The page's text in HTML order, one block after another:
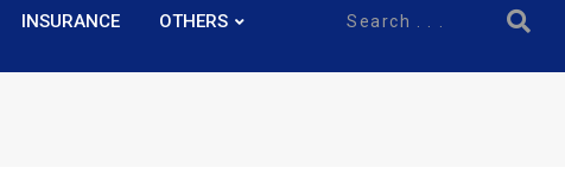
INSURANCE OTHERS